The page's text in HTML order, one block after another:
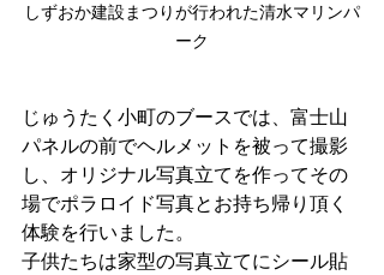
しずおか建設まつりが行われた清水マリンパ
ーク
じゅうたく小町のブースでは、富士山
パネルの前でヘルメットを被って撮影
し、オリジナル写真立てを作ってその
場でポラロイド写真とお持ち帰り頂く
体験を行いました。
子供たちは家型の写真立てにシール貼